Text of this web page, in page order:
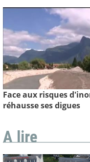
Face aux risques
réhausse ses digues
A lire